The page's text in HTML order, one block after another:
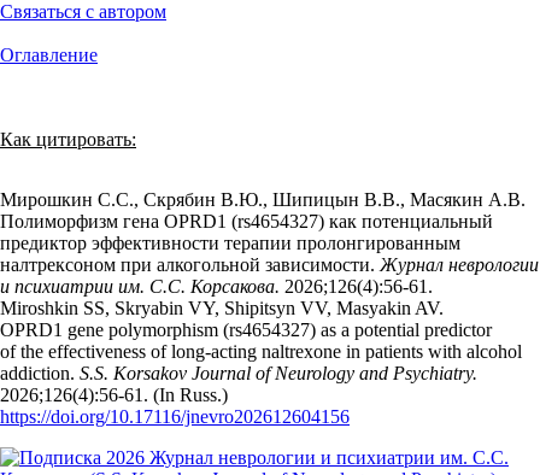
Связаться с автором
Оглавление
Как цитировать:
Мирошкин С.С., Скрябин В.Ю., Шипицын В.В., Масякин А.В.
Полиморфизм гена OPRD1 (rs4654327) как потенциальный
предиктор эффективности терапии пролонгированным
налтрексоном при алкогольной зависимости. Журнал неврологии
и психиатрии им. С.С. Корсакова. 2026;126(4):56‑61.
Miroshkin SS, Skryabin VY, Shipitsyn VV, Masyakin AV.
OPRD1 gene polymorphism (rs4654327) as a potential predictor
of the effectiveness of long-acting naltrexone in patients with alcohol
addiction. S.S. Korsakov Journal of Neurology and Psychiatry.
2026;126(4):56‑61. (In Russ.)
https://doi.org/10.17116/jnevro202612604156